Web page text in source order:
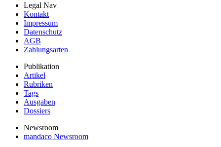
Legal Nav
Kontakt
Impressum
Datenschutz
AGB
Zahlungsarten
Publikation
Artikel
Rubriken
Tags
Ausgaben
Dossiers
Newsroom
mandaco Newsroom